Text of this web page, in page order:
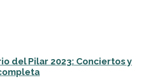
del Pilar 2023: Conciertos y